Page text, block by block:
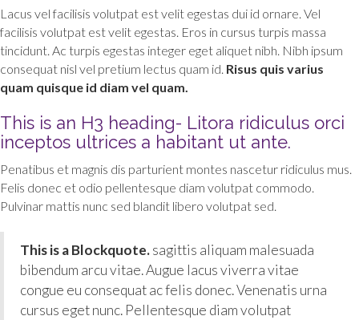
Lacus vel facilisis volutpat est velit egestas dui id ornare. Vel
facilisis volutpat est velit egestas. Eros in cursus turpis massa
tincidunt. Ac turpis egestas integer eget aliquet nibh. Nibh ipsum
consequat nisl vel pretium lectus quam id. Risus quis varius
quam quisque id diam vel quam.
This is an H3 heading- Litora ridiculus orci
inceptos ultrices a habitant ut ante.
Penatibus et magnis dis parturient montes nascetur ridiculus mus.
Felis donec et odio pellentesque diam volutpat commodo.
Pulvinar mattis nunc sed blandit libero volutpat sed.
This is a Blockquote.sagittis aliquam malesuada
bibendum arcu vitae. Augue lacus viverra vitae
congue eu consequat ac felis donec. Venenatis urna
cursus eget nunc. Pellentesque diam volutpat